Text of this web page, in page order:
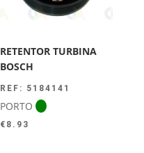
RETENTOR TURBINA
BOSCH
REF: 5184141
PORTO
€ 8.93